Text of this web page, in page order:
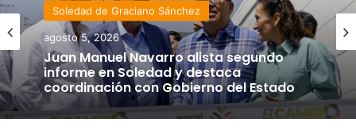
Soledad de Graciano Sánchez
agosto 5, 2026
Juan Manuel Navarro alista segundo
informe en Soledad y destaca
coordinación con Gobierno del Estado